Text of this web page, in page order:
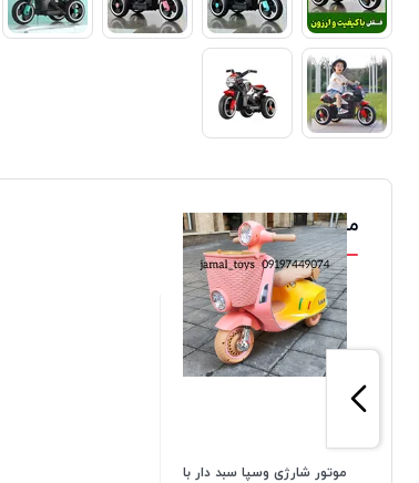
محصولات مشابه
موتور شارژی وسپا سبد دار با